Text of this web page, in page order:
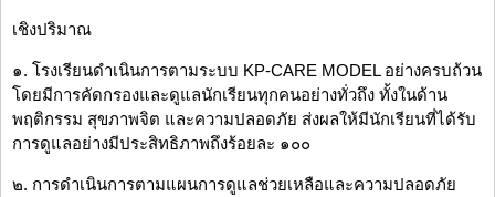
เชิงปริมาณ
๑. โรงเรียนดำเนินการตามระบบ KP-CARE MODEL อย่างครบถ้วน
โดยมีการคัดกรองและดูแลนักเรียนทุกคนอย่างทั่วถึง ทั้งในด้าน
พฤติกรรม สุขภาพจิต และความปลอดภัย ส่งผลให้มีนักเรียนที่ได้รับ
การดูแลอย่างมีประสิทธิภาพถึงร้อยละ ๑๐๐
๒. การดำเนินการตามแผนการดูแลช่วยเหลือและความปลอดภัย